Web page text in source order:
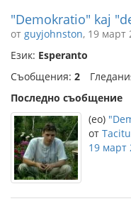
"Demokratio" kaj
от guyjohnston, 19 март
Език: Esperanto
Съобщения: 2
Последно съобщение
(eo)
от
19 март